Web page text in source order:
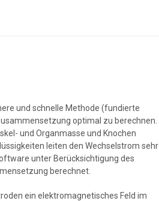
und schnelle Methode (fundierte
optimal zu berechnen.
und Organmasse und Knochen
leiten den Wechselstrom sehr
unter Berücksichtigung des
berechnet.
ein elektromagnetisches Feld im